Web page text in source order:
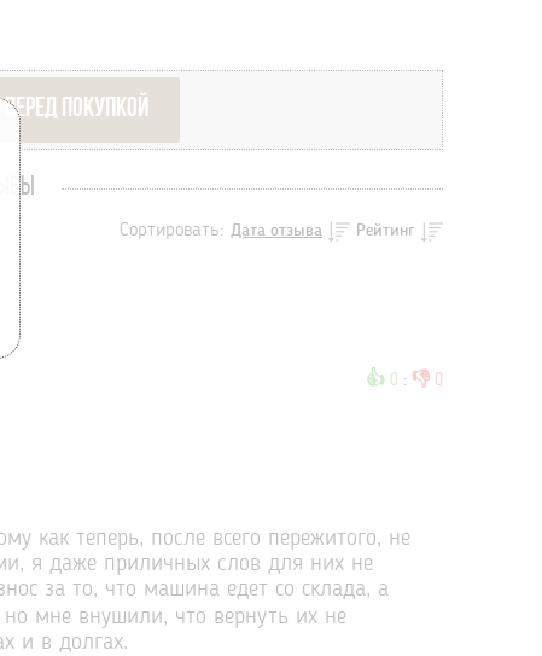
ПЕРЕД ПОКУПКОЙ
Сортировать: Дата отзыва Рейтинг
👍 0 : 👎 0
как теперь, после всего пережитого, не
я даже приличных слов для них не
за то, что машина едет со склада, а
мне внушили, что вернуть их не
и в долгах.